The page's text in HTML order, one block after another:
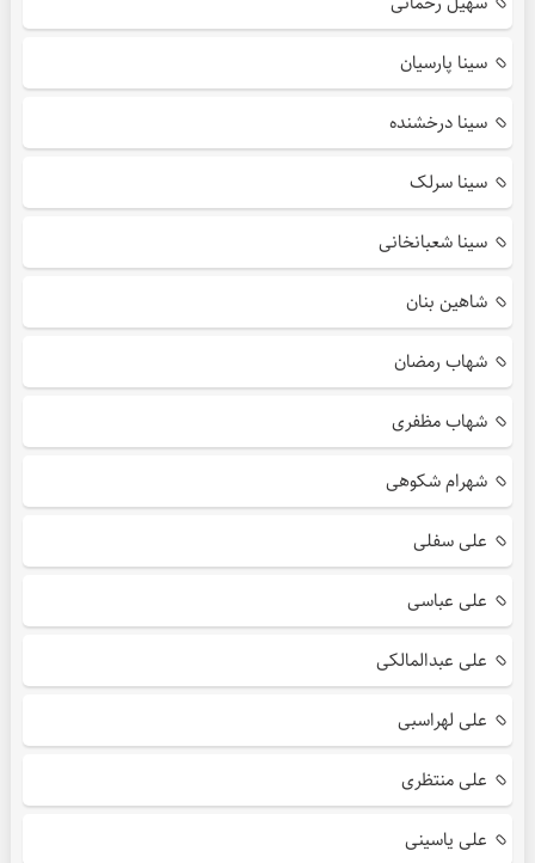
سینا پارسیان
سینا درخشنده
سینا سرلک
سینا شعبانخانی
شاهین بنان
شهاب رمضان
شهاب مظفری
شهرام شکوهی
علی سفلی
علی عباسی
علی عبدالمالکی
علی لهراسبی
علی منتظری
علی یاسینی